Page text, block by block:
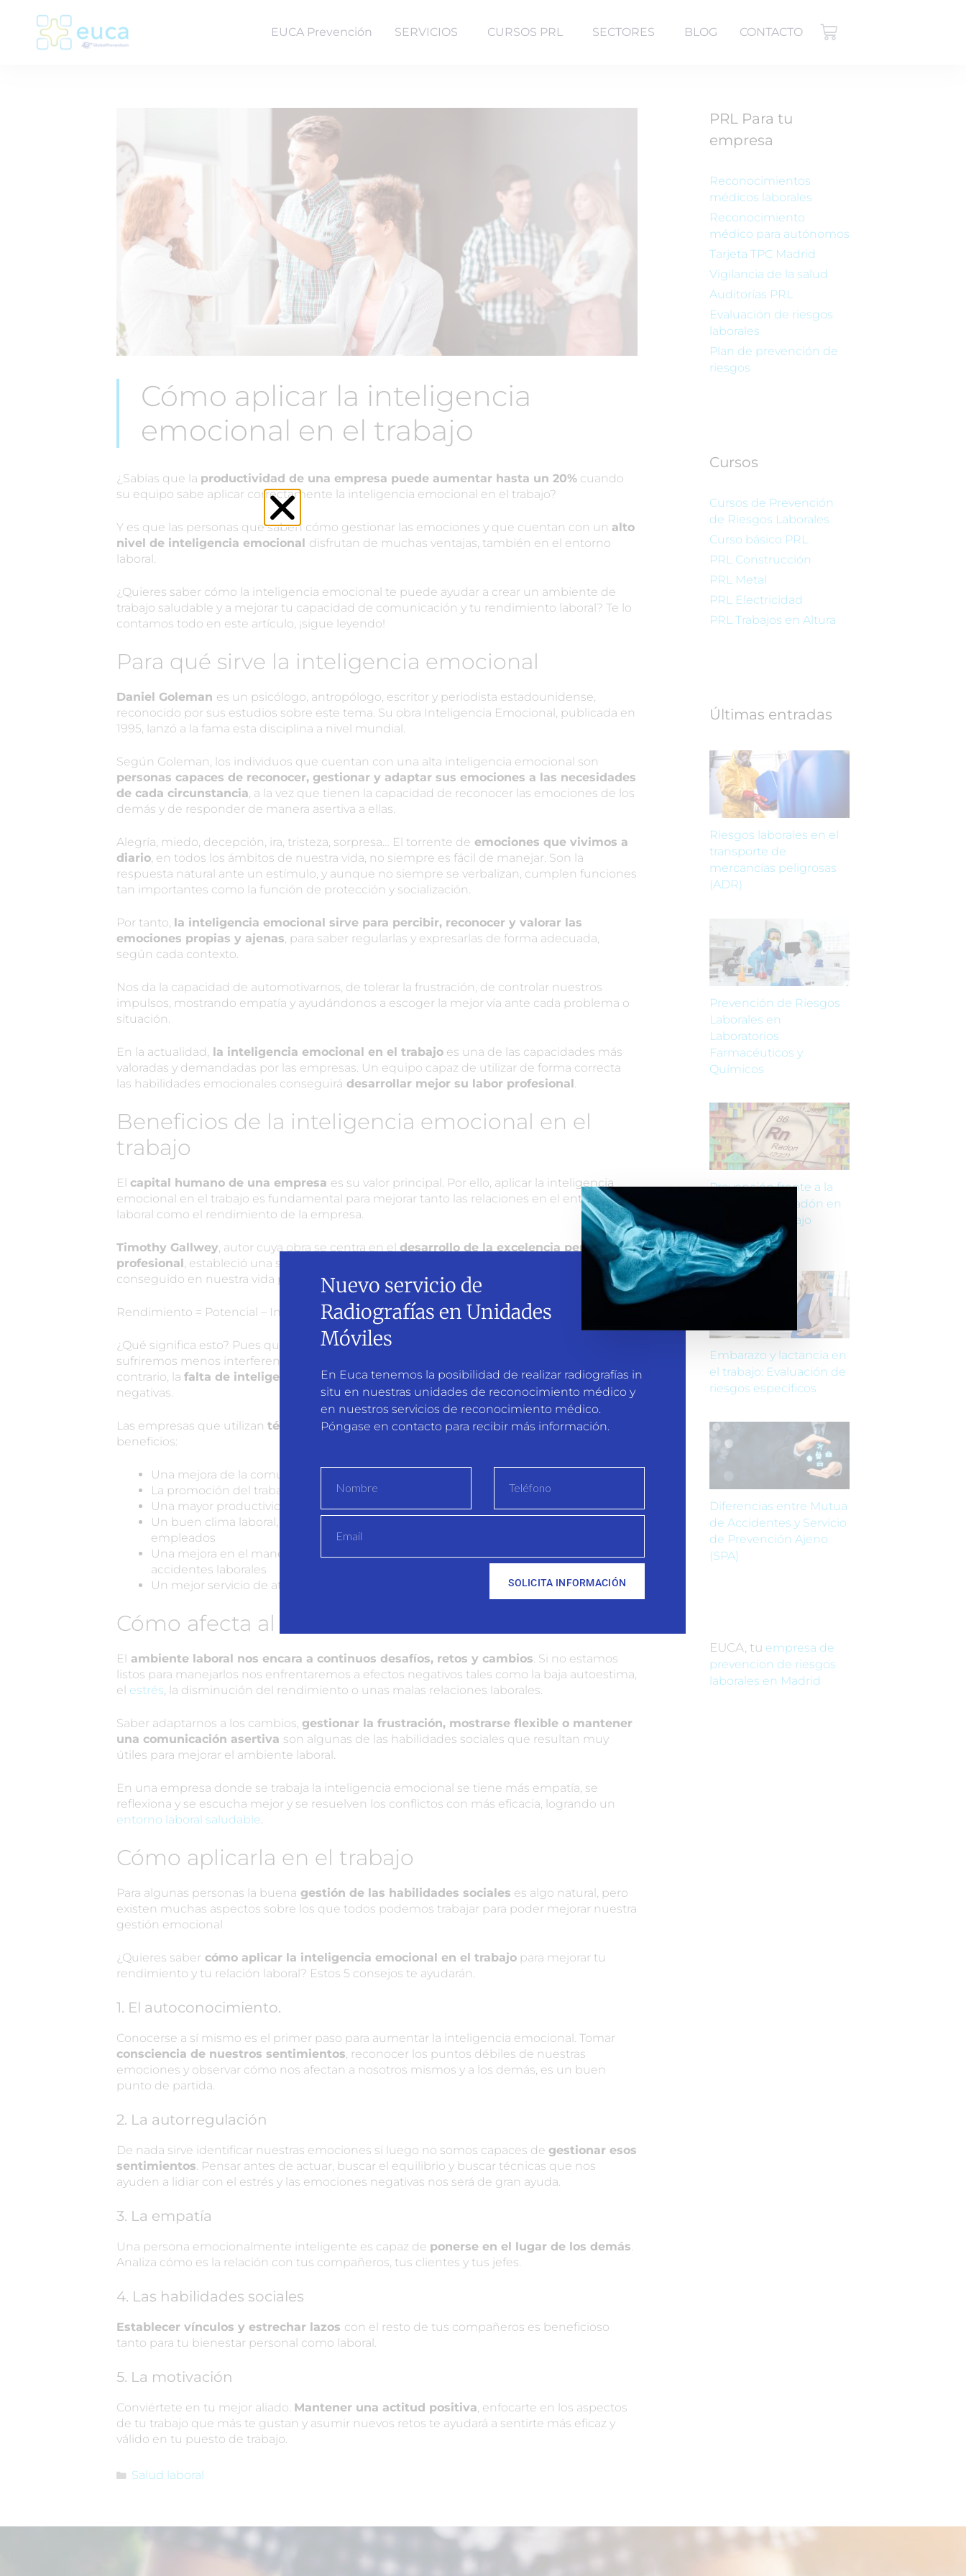
EUCA Prevención SERVICIOS CURSOS PRL SECTORES BLOG CONTACTO
Cómo aplicar la inteligencia
emocional en el trabajo
¿Sabías que la productividad de una empresa puede aumentar hasta un 20% cuando
su equipo sabe aplicar correctamente la inteligencia emocional en el trabajo?
Y es que las personas que saben cómo gestionar las emociones y que cuentan con un alto
nivel de inteligencia emocional disfrutan de muchas ventajas, también en el entorno
laboral.
¿Quieres saber cómo la inteligencia emocional te puede ayudar a crear un ambiente de
trabajo saludable y a mejorar tu capacidad de comunicación y tu rendimiento laboral? Te lo
contamos todo en este artículo, ¡sigue leyendo!
Para qué sirve la inteligencia emocional
Daniel Goleman es un psicólogo, antropólogo, escritor y periodista estadounidense,
reconocido por sus estudios sobre este tema. Su obra Inteligencia Emocional, publicada en
1995, lanzó a la fama esta disciplina a nivel mundial.
Según Goleman, los individuos que cuentan con una alta inteligencia emocional son
personas capaces de reconocer, gestionar y adaptar sus emociones a las necesidades
de cada circunstancia, a la vez que tienen la capacidad de reconocer las emociones de los
demás y de responder de manera asertiva a ellas.
Alegría, miedo, decepción, ira, tristeza, sorpresa… El torrente de emociones que vivimos a
diario, en todos los ámbitos de nuestra vida, no siempre es fácil de manejar. Son la
respuesta natural ante un estímulo, y aunque no siempre se verbalizan, cumplen funciones
tan importantes como la función de protección y socialización.
Por tanto, la inteligencia emocional sirve para percibir, reconocer y valorar las
emociones propias y ajenas, para saber regularlas y expresarlas de forma adecuada,
según cada contexto.
Nos da la capacidad de automotivarnos, de tolerar la frustración, de controlar nuestros
impulsos, mostrando empatía y ayudándonos a escoger la mejor vía ante cada problema o
situación.
En la actualidad, la inteligencia emocional en el trabajo es una de las capacidades más
valoradas y demandadas por las empresas. Un equipo capaz de utilizar de forma correcta
las habilidades emocionales conseguirá desarrollar mejor su labor profesional .
Beneficios de la inteligencia emocional en el
trabajo
El capital humano de una empresa es su valor principal. Por ello, aplicar la inteligencia
emocional en el trabajo es fundamental para mejorar tanto las relaciones en el entorno
laboral como el rendimiento de la empresa.
Timothy Gallwey, autor cuya obra se centra en el desarrollo de la excelencia personal y
profesional , estableció una sencilla ecuación para poder calcular el rendimiento
conseguido en nuestra vida personal y laboral:
Rendimiento = Potencial – Interferencias
¿Qué significa esto? Pues que cuantas más competencias emocionales tengamos,
sufriremos menos interferencias negativas y alcanzaremos un mayor rendimiento. Y al
contrario, la falta de inteligencia emocional conlleva consecuencias sociales y laborales
negativas.
Las empresas que utilizan técnicas de inteligencia emocionalconsiguen muchos
beneficios:
Una mejora de la comunicación entre los empleados y con los clientes
La promoción del trabajo en equipo
Una mayor productividad y un mayor número de ventas
Un buen clima laboral, que se refleja en la estabilidad y la satisfacción de sus
empleados
Una mejora en el manejo de las situaciones complicadas y un menor número de
accidentes laborales
Un mejor servicio de atención al cliente
Cómo afecta al ambiente laboral
El ambiente laboral nos encara a continuos desafíos, retos y cambios. Si no estamos
listos para manejarlos nos enfrentaremos a efectos negativos tales como la baja autoestima,
el estrés, la disminución del rendimiento o unas malas relaciones laborales.
Saber adaptarnos a los cambios, gestionar la frustración, mostrarse flexible o mantener
una comunicación asertiva son algunas de las habilidades sociales que resultan muy
útiles para mejorar el ambiente laboral.
En una empresa donde se trabaja la inteligencia emocional se tiene más empatía, se
reflexiona y se escucha mejor y se resuelven los conflictos con más eficacia, logrando un
entorno laboral saludable.
Cómo aplicarla en el trabajo
Para algunas personas la buena gestión de las habilidades sociales es algo natural, pero
existen muchas aspectos sobre los que todos podemos trabajar para poder mejorar nuestra
gestión emocional
¿Quieres saber cómo aplicar la inteligencia emocional en el trabajo para mejorar tu
rendimiento y tu relación laboral? Estos 5 consejos te ayudarán.
1. El autoconocimiento.
Conocerse a sí mismo es el primer paso para aumentar la inteligencia emocional. Tomar
consciencia de nuestros sentimientos, reconocer los puntos débiles de nuestras
emociones y observar cómo nos afectan a nosotros mismos y a los demás, es un buen
punto de partida.
2. La autorregulación
De nada sirve identificar nuestras emociones si luego no somos capaces de gestionar esos
sentimientos. Pensar antes de actuar, buscar el equilibrio y buscar técnicas que nos
ayuden a lidiar con el estrés y las emociones negativas nos será de gran ayuda.
3. La empatía
Una persona emocionalmente inteligente es capaz de ponerse en el lugar de los demás.
Analiza cómo es la relación con tus compañeros, tus clientes y tus jefes.
4. Las habilidades sociales
Establecer vínculos y estrechar lazos con el resto de tus compañeros es beneficioso
tanto para tu bienestar personal como laboral.
5. La motivación
Conviértete en tu mejor aliado. Mantener una actitud positiva, enfocarte en los aspectos
de tu trabajo que más te gustan y asumir nuevos retos te ayudará a sentirte más eficaz y
válido en tu puesto de trabajo.
Salud laboral
PRL Para tu
empresa
Reconocimientos
médicos laborales
Reconocimiento
médico para autónomos
Tarjeta TPC Madrid
Vigilancia de la salud
Auditorías PRL
Evaluación de riesgos
laborales
Plan de prevención de
riesgos
Cursos
Cursos de Prevención
de Riesgos Laborales
Curso básico PRL
PRL Construcción
PRL Metal
PRL Electricidad
PRL Trabajos en Altura
Últimas entradas
Riesgos laborales en el
transporte de
mercancías peligrosas
(ADR)
Prevención de Riesgos
Laborales en
Laboratorios
Farmacéuticos y
Químicos
Prevención frente a la
exposición al Radón en
lugares de trabajo
subterráneos
Embarazo y lactancia en
el trabajo: Evaluación de
riesgos específicos
Diferencias entre Mutua
de Accidentes y Servicio
de Prevención Ajeno
(SPA)
EUCA, tu empresa de
prevencion de riesgos
laborales en Madrid
Nuevo servicio de
Radiografías en Unidades
Móviles
En Euca tenemos la posibilidad de realizar radiografías in
situ en nuestras unidades de reconocimiento médico y
en nuestros servicios de reconocimiento médico.
Póngase en contacto para recibir más información.
SOLICITA INFORMACIÓN